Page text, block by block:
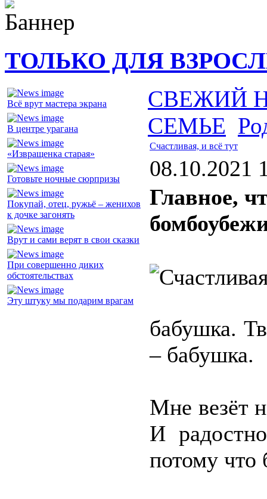
ТОЛЬКО ДЛЯ
Всё врут мастера экрана
В центре урагана
«Извращенка старая»
Готовьте ночные сюрпризы
Покупай, отец, ружьё – женихов
к дочке загонять
Врут и сами верят в свои сказки
При совершенно диких
обстоятельствах
Эту штуку мы подарим врагам
СВЕЖИЙ
СЕМЬЕ
Счастливая, и всё тут
08.10.2021
Главное,
бабушка.
– бабушка.
Мне везёт
И
потому что